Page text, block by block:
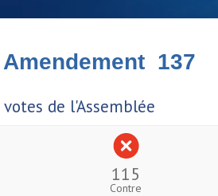
137
de l'Assemblée
115
Contre